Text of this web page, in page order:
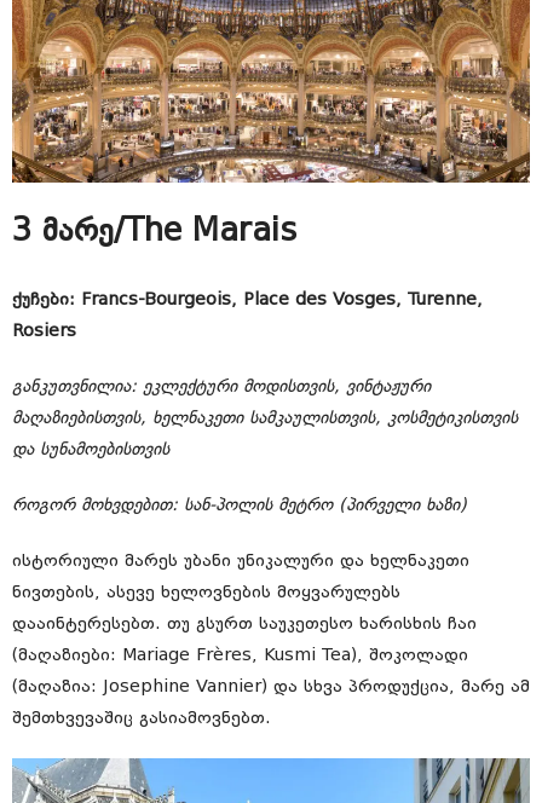
3 მარე/The Marais
ქუჩები: Francs-Bourgeois, Place des Vosges, Turenne,
Rosiers
განკუთვნილია: ეკლექტური მოდისთვის, ვინტაჟური
მაღაზიებისთვის, ხელნაკეთი სამკაულისთვის, კოსმეტიკისთვის
და სუნამოებისთვის
როგორ მოხვდებით: სან-პოლის მეტრო (პირველი ხაზი)
ისტორიული მარეს უბანი უნიკალური და ხელნაკეთი
ნივთების, ასევე ხელოვნების მოყვარულებს
დააინტერესებთ. თუ გსურთ საუკეთესო ხარისხის ჩაი
(მაღაზიები: Mariage Frères, Kusmi Tea), შოკოლადი
(მაღაზია: Josephine Vannier) და სხვა პროდუქცია, მარე ამ
შემთხვევაშიც გასიამოვნებთ.